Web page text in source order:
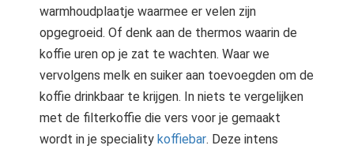
warmhoudplaatje waarmee er velen zijn
opgegroeid. Of denk aan de thermos waarin de
koffie uren op je zat te wachten. Waar we
vervolgens melk en suiker aan toevoegden om de
koffie drinkbaar te krijgen. In niets te vergelijken
met de filterkoffie die vers voor je gemaakt
wordt in je speciality koffiebar. Deze intens